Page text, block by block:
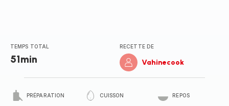
TEMPS TOTAL
51min
RECETTE DE
Vahinecook
PRÉPARATION CUISSON REPOS